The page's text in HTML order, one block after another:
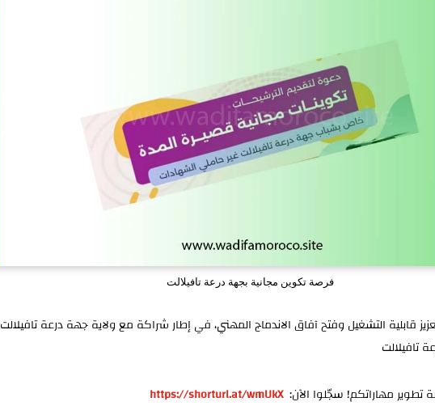
فرصة تكوين مجانية بجهة درعة تافيلالت
قابلية التشغيل وفتح آفاق الاندماج المهني، في إطار شراكة مع ولاية جهة درعة تافيلالت
تافيلالت
تطوير مهاراتكم! سجّلوا الآن:https://shorturl.at/wmUkX